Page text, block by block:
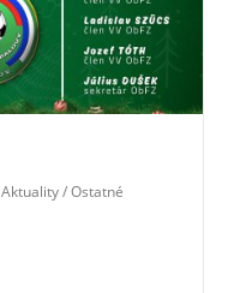
Aktuality/Ostatné